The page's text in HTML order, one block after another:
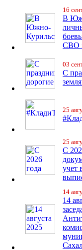
16
В
СВО
03
С
25
25
С
учет
14
14